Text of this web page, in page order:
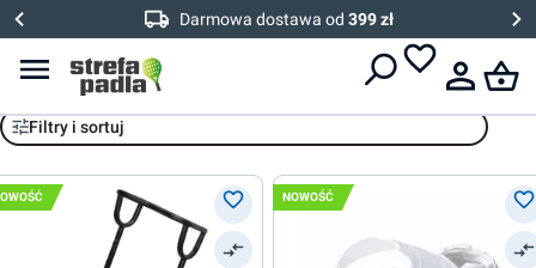
Darmowa dostawa od 399 zł
Pomoce trenerskie
Filtry i sortuj
NOWOŚĆ